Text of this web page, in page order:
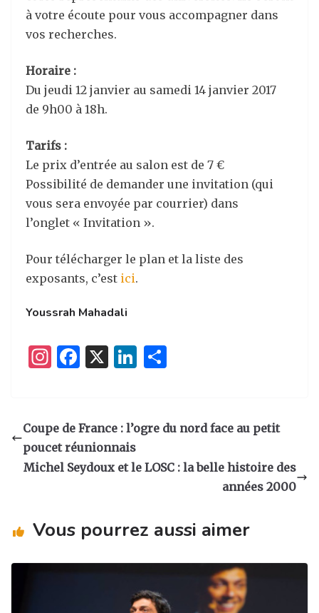
à votre écoute pour vous accompagner dans
vos recherches.
Horaire :
Du jeudi 12 janvier au samedi 14 janvier 2017
de 9h00 à 18h.
Tarifs :
Le prix d’entrée au salon est de 7 €
Possibilité de demander une invitation (qui
vous sera envoyée par courrier) dans
l’onglet « Invitation ».
Pour télécharger le plan et la liste des
exposants, c’est ici.
Youssrah Mahadali
I
a
g
ra
F
e
b
o
X
Li
e
n
g
Coupe de France : l’ogre du nord face au petit
poucet réunionnais
Michel Seydoux et le LOSC : la belle histoire des
années 2000
Vous pourrez aussi aimer